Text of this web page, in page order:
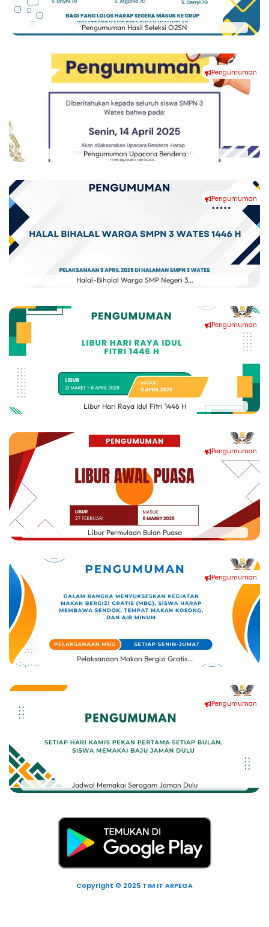
Pengumuman Hasil Seleksi O2SN
Pengumuman
Pengumuman Upacara Bendera
Pengumuman
Halal-Bihalal Warga SMP Negeri 3...
Pengumuman
Libur Hari Raya Idul Fitri 1446 H
Pengumuman
Libur Permulaan Bulan Puasa
Pengumuman
Pelaksanaan Makan Bergizi Gratis...
Pengumuman
Jadwal Memakai Seragam Jaman Dulu
Copyright © 2025 TIM IT ARPEGA